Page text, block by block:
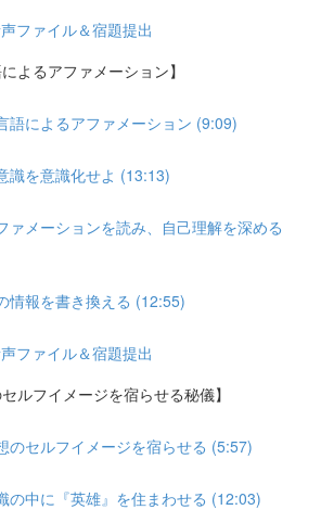
ファイル＆宿題提出
よるアファメーション】
によるアファメーション (9:09)
識を意識化せよ (13:13)
メーションを読み、自己理解を深める
情報を書き換える (12:55)
ファイル＆宿題提出
ルフイメージを宿らせる秘儀】
セルフイメージを宿らせる (5:57)
中に『英雄』を住まわせる (12:03)